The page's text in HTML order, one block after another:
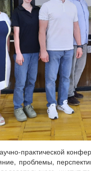
практической
проблемы,